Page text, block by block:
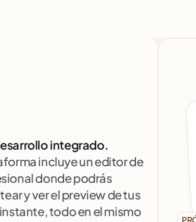
integrado.
incluye un editor de
donde podrás
y ver el preview de tus
todo en el mismo